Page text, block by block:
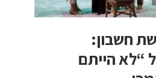
חשבון:
“לא הייתם